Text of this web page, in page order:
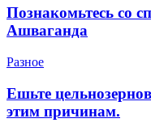
Познакомьтесь со
Ашваганда
Разное
Ешьте
этим причинам.